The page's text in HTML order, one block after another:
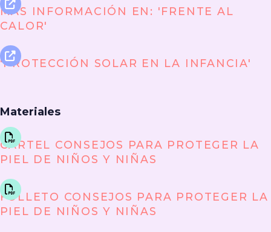
MÁS INFORMACIÓN EN: 'FRENTE AL
CALOR'
'PROTECCIÓN SOLAR EN LA INFANCIA'
Materiales
CARTEL CONSEJOS PARA PROTEGER LA
PIEL DE NIÑOS Y NIÑAS
FOLLETO CONSEJOS PARA PROTEGER LA
PIEL DE NIÑOS Y NIÑAS